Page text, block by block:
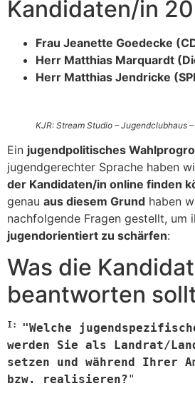
Kandidaten/in
Frau Jeanette Goedecke
Herr Matthias Marquardt
Herr Matthias Jendricke
KJR: Stream Studio – Jugendclubhaus –
Ein jugendpolitisches
jugendgerechter Sprache haben
der Kandidaten/in online finden
genau aus diesem Grund haben
nachfolgende Fragen gestellt, um
jugendorientiert zu schärfen:
Was die
beantworten
I: "Welche
werden Sie als Landrat/
setzen und während Ihrer
bzw. realisieren?"